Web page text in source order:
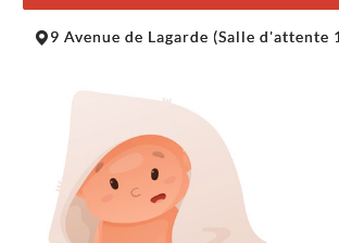
9 Avenue de Lagarde (Salle d'attente